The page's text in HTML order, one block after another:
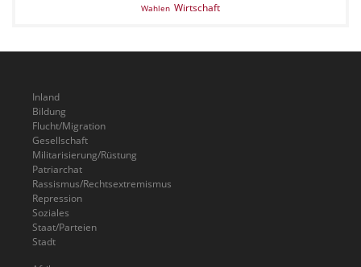
Wahlen Wirtschaft
Inland
Bildung
Flucht/Migration
Gesellschaft
Militarisierung/Rüstung
Patriarchat
Rassismus/Rechtsextremismus
Repression
Soziales
Staat/Parteien
Stadt